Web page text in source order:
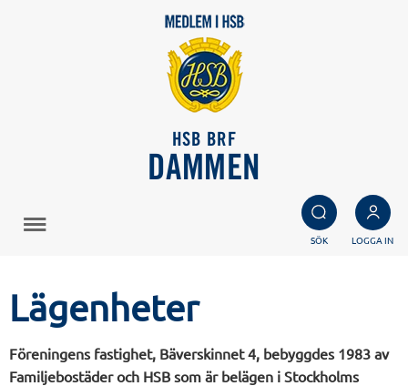
HSB BRF
DAMMEN
SÖK LOGGA IN
Lägenheter
Föreningens fastighet, Bäverskinnet 4, bebyggdes 1983 av
Familjebostäder och HSB som är belägen i Stockholms